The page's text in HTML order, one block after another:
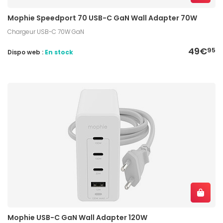
Mophie Speedport 70 USB-C GaN Wall Adapter 70W
Chargeur USB-C 70W GaN
49€95
Dispo web : En stock
Mophie USB-C GaN Wall Adapter 120W